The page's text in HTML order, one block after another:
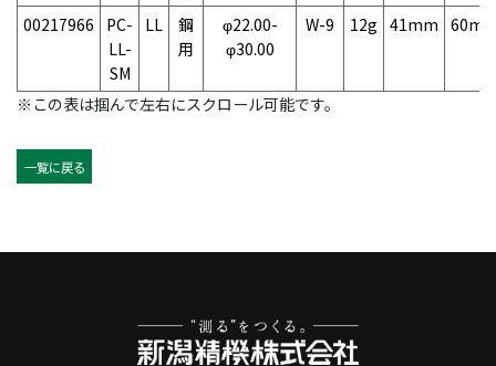
00217966
PC-
LL-
SM
LL
鋼
用
φ22.00-
φ30.00
W-9 12g 41mm
※この表は掴んで左右にスクロール可能です。
一覧に戻る